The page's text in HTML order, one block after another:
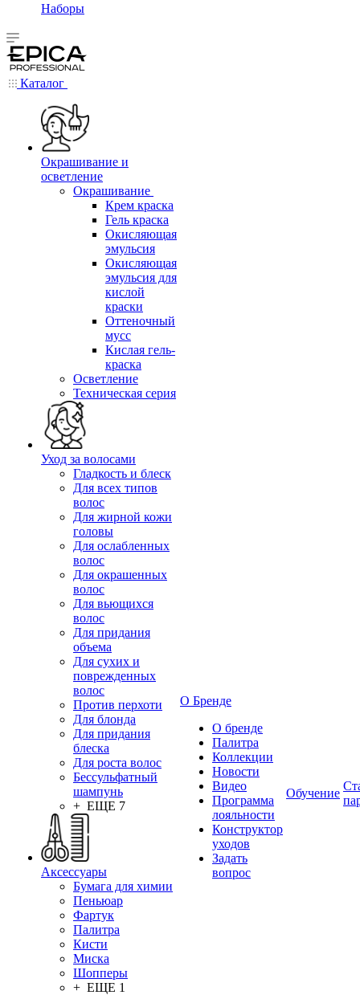
Наборы
Каталог
Окрашивание и
осветление
Окрашивание
Крем краска
Гель краска
Окисляющая
эмульсия
Окисляющая
эмульсия для
кислой
краски
Оттеночный
мусс
Кислая гель-
краска
Осветление
Техническая серия
Уход за волосами
Гладкость и блеск
Для всех типов
волос
Для жирной кожи
головы
Для ослабленных
волос
Для окрашенных
волос
Для вьющихся
волос
Для придания
объема
Для сухих и
поврежденных
волос
Против перхоти
Для блонда
Для придания
блеска
Для роста волос
Бессульфатный
шампунь
+ ЕЩЕ 7
Аксессуары
Бумага для химии
Пеньюар
Фартук
Палитра
Кисти
Миска
Шопперы
+ ЕЩЕ 1
О Бренде
О бренде
Палитра
Коллекции
Новости
Видео
Программа
лояльности
Конструктор
уходов
Задать
вопрос
Обучение